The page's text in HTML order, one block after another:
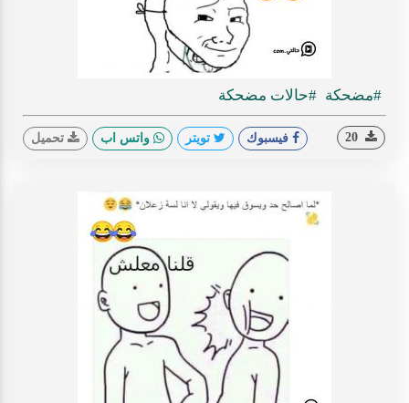
#مضحكة #حالات مضحكة
فيسبوك تويتر واتس اب تحميل